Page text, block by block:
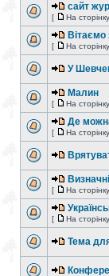
сайт
[ На
[ На
У
Малин
[ На
Де
[ На
[ На
[ На
Тема